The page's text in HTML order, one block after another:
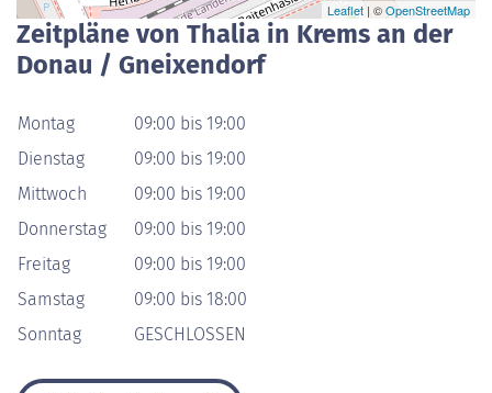
Leaflet | ©OpenStreetMap
Zeitpläne von Thalia in Krems an der
Donau / Gneixendorf
Montag
09:00 bis 19:00
Dienstag
09:00 bis 19:00
Mittwoch
09:00 bis 19:00
Donnerstag
09:00 bis 19:00
Freitag
09:00 bis 19:00
Samstag
09:00 bis 18:00
Sonntag
GESCHLOSSEN